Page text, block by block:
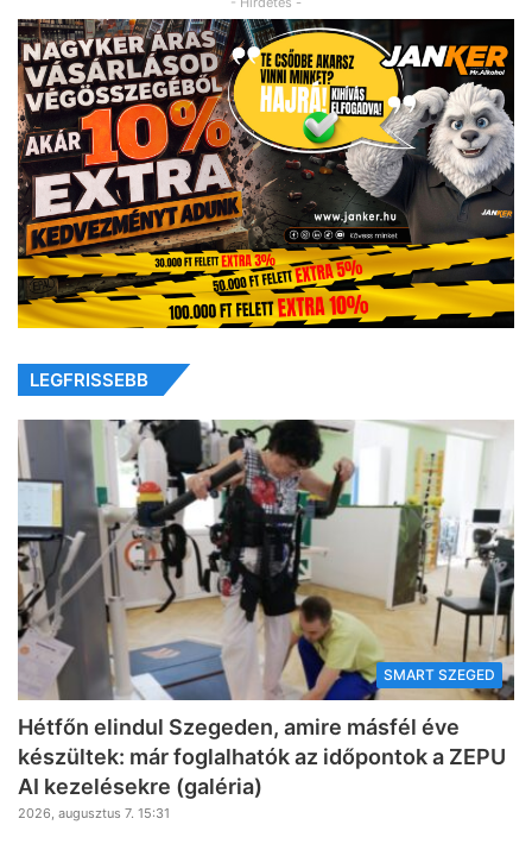
LEGFRISSEBB
SMART SZEGED
Hétfőn elindul Szegeden, amire másfél éve
készültek: már foglalhatók az időpontok a ZEPU
AI kezelésekre (galéria)
2026, augusztus 7. 15:31